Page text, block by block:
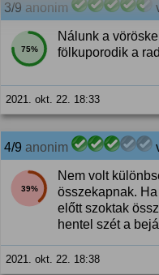
3/9 anonim
75%
Nálunk a
fölkuporodik a
2021. okt. 22. 18:33
4/9 anonim
39%
Nem volt
összekapnak.
előtt szoktak
hentel szét a
2021. okt. 22. 18:38